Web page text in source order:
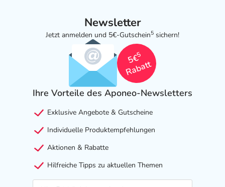
Newsletter
Jetzt anmelden und 5€-Gutschein5 sichern!
5€
5
Rabatt
Ihre Vorteile des Aponeo-Newsletters
Exklusive Angebote & Gutscheine
Individuelle Produktempfehlungen
Aktionen & Rabatte
Hilfreiche Tipps zu aktuellen Themen